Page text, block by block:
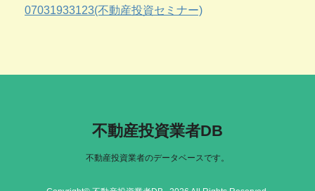
07031933123(不動産投資セミナー)
不動産投資業者DB
不動産投資業者のデータベースです。